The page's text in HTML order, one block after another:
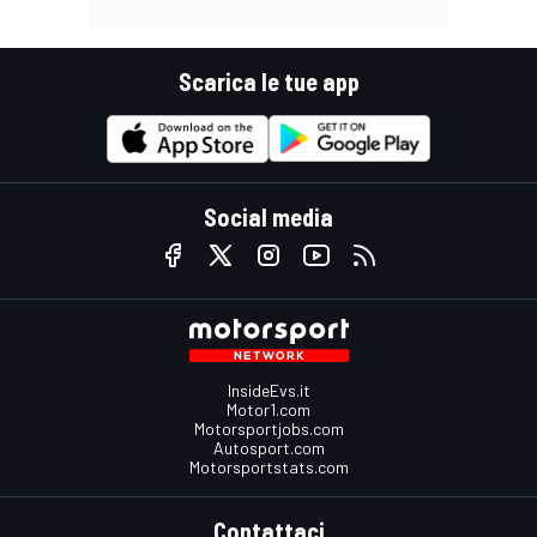
Scarica le tue app
Social media
InsideEvs.it
Motor1.com
Motorsportjobs.com
Autosport.com
Motorsportstats.com
Contattaci